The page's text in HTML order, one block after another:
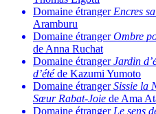
Domaine étrangerEncres
Aramburu
Domaine étrangerOmbre
de Anna Ruchat
Domaine étrangerJardin
d’étéde Kazumi Yumoto
Domaine étrangerSissie la
Sœur Rabat-Joie de Ama
Domaine étrangerLe sens